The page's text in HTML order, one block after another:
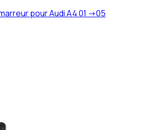
pour Audi A4 01 ->05